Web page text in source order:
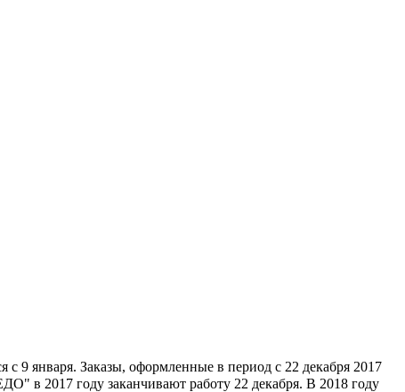
января. Заказы, оформленные в период с 22 декабря 2017
2017 году заканчивают работу 22 декабря. В 2018 году